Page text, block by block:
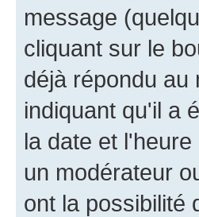
message
cliquant sur le
déjà répondu au
indiquant qu'il a
la date et
un modérateur
ont la possibilité